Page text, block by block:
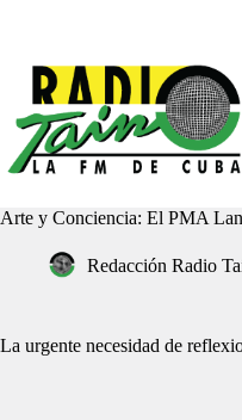
Arte y Conciencia: El PMA
Redacción Radio
La urgente necesidad de